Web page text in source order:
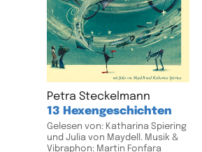
Petra Steckelmann
13 Hexengeschichten
Gelesen von: Katharina Spiering
und Julia von Maydell. Musik &
Vibraphon: Martin Fonfara